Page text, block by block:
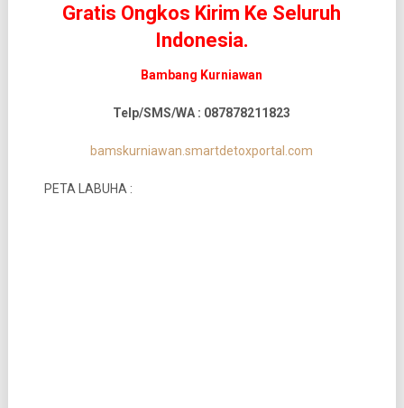
Gratis Ongkos Kirim Ke Seluruh
Indonesia.
Bambang Kurniawan
Telp/SMS/WA : 087878211823
bamskurniawan.smartdetoxportal.com
PETA LABUHA :